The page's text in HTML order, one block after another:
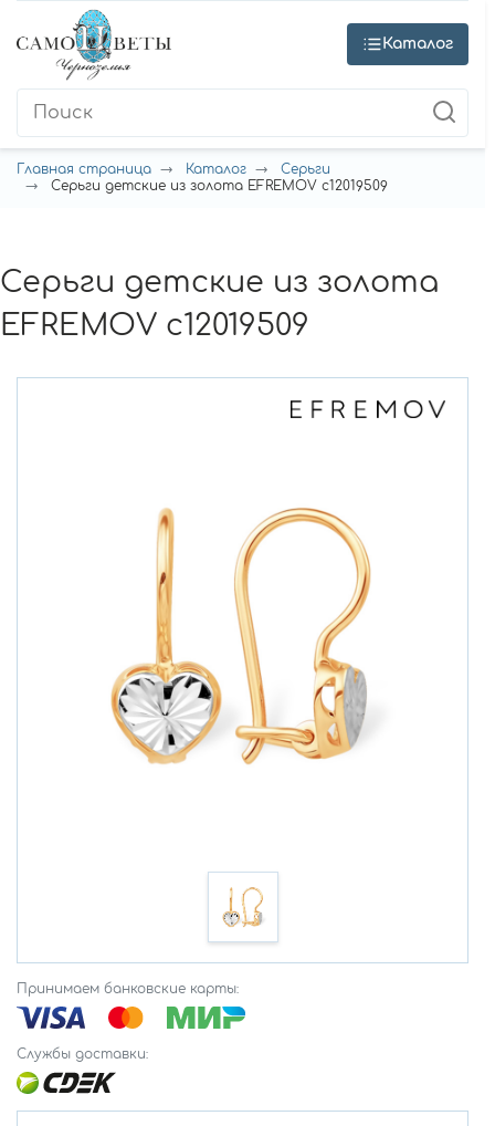
Каталог
Главная страница Каталог
Серьги
Серьги детские из золота EFREMOV с12019509
Серьги детские из золота
EFREMOV с12019509
Принимаем банковские карты:
Службы доставки: